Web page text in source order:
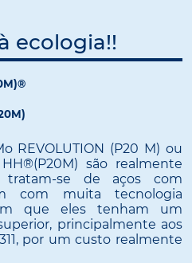
ecologia!!
REVOLUTION (P20 M) ou
são realmente
tratam-se de aços com
com muita tecnologia
que eles tenham um
principalmente aos
por um custo realmente